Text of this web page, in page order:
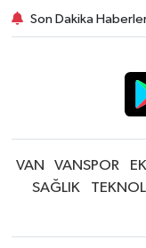
Son Dakika
VAN VANSPOR
SAĞLIK